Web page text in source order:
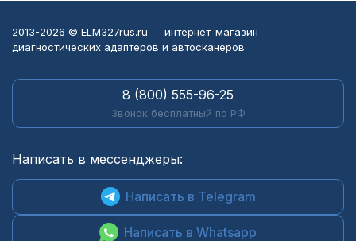
2013-2026 © ELM327rus.ru — интернет-магазин
диагностических адаптеров и автосканеров
8 (800) 555-96-25
Звонок бесплатный по РФ
Написать в мессенджеры:
Написать в Telegram
Написать в Whatsapp